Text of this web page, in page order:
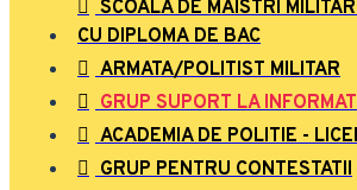
SCOALA DE MAISTRI
CU DIPLOMA DE BAC
ARMATA/POLITIST MILITAR
GRUP SUPORT LA
ACADEMIA DE POLITIE -
GRUP PENTRU CONTESTATII